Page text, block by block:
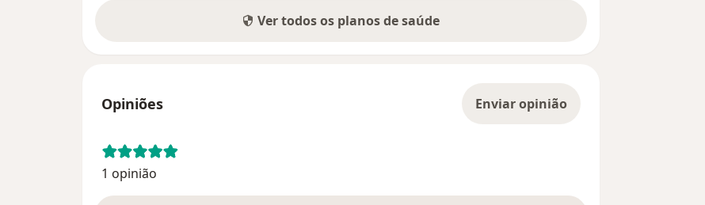
Ver todos os planos de saúde
Opiniões Enviar opinião
1 opinião